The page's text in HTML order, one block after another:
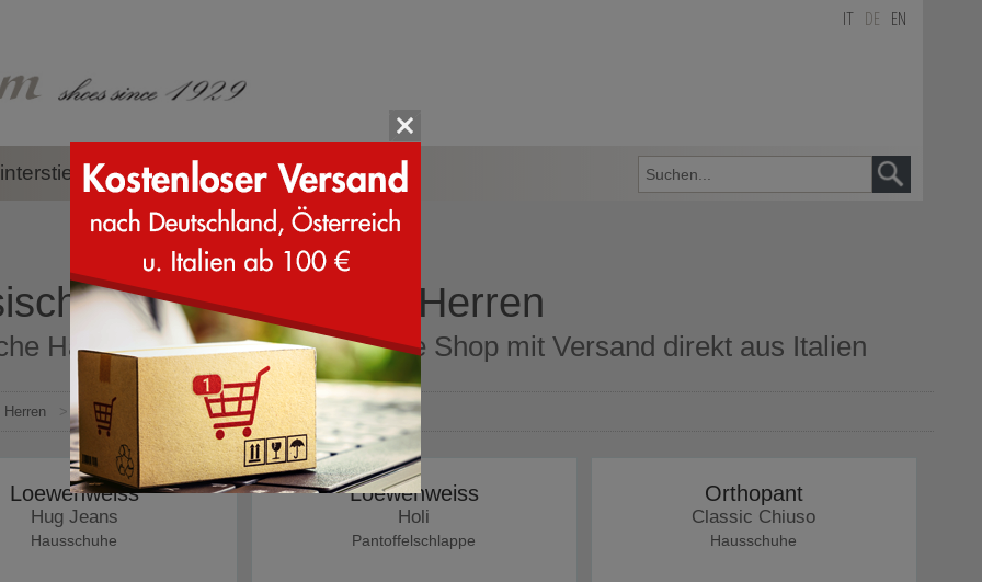
DE EN
Zubehör Marken
Hausschuhe für Herren
Hausschuhe für Herren Online Shop mit Versand direkt aus Italien
Herren > Pantoffeln > Klassische
Loewenweiss
Hug Jeans
Hausschuhe
Loewenweiss
Holi
Pantoffelschlappe
Orthopant
Classic Chiuso
Hausschuhe